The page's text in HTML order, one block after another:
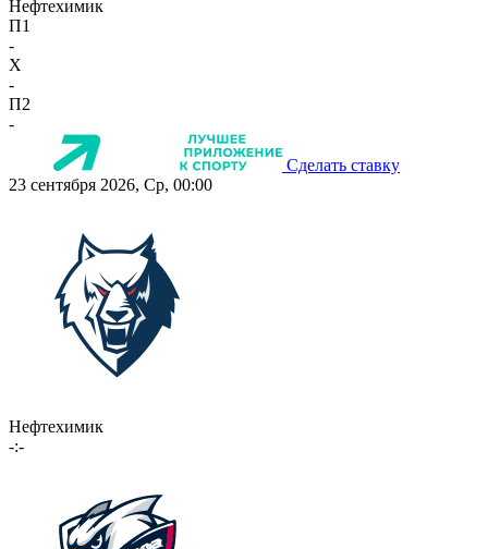
Нефтехимик
П1
-
X
-
П2
-
Сделать ставку
23 сентября 2026, Ср, 00:00
Нефтехимик
-:-